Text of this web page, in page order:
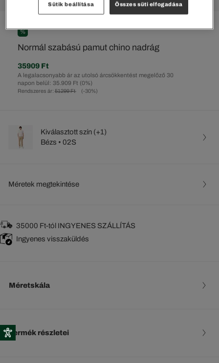
%
Normál szabású pamut chino nadrág
Rendszeres ár: 51299 Ft (-30%)
A legalacsonyabb ár az utolsó árcsökkentést megelőző 30
napon belül: 35.909 Ft (0%)
35909 Ft
Kiválasztott szín (+1)
Bézs • 02S
Méretek megtekintése
35000 Ft-tól INGYENES SZÁLLÍTÁS
Ingyenes visszaküldés
Méretskála
Termék részletei
Sütik beállítása Összes süti elfogadása